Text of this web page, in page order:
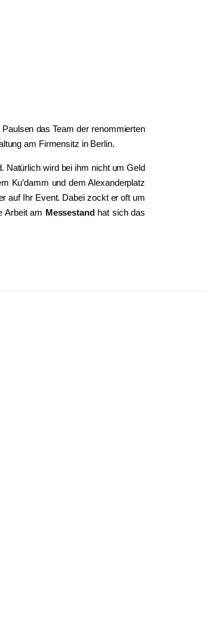
das Team der renommierten
am Firmensitz in Berlin.
Natürlich wird bei ihm nicht um Geld
Ku’damm und dem Alexanderplatz
auf Ihr Event. Dabei zockt er oft um
Arbeit am Messestand hat sich das